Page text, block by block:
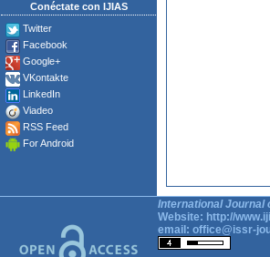
Conéctate con IJIAS
Twitter
Facebook
Google+
VKontakte
LinkedIn
Viadeo
RSS Feed
For Android
International Journal
Website: http://
email: office@issr-